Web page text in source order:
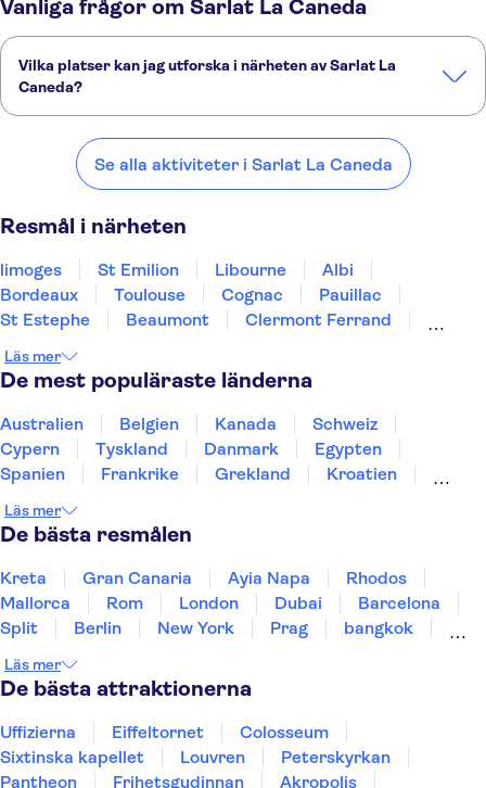
Vanliga frågor om Sarlat La Caneda
Vilka platser kan jag utforska i närheten av Sarlat La
Caneda?
La Caneda:
St Emilion
Se alla aktiviteter i Sarlat La Caneda
Resmål i närheten
limoges St Emilion Libourne
Albi
Bordeaux
Toulouse Cognac
Pauillac
St Estephe
Beaumont
Clermont Ferrand
Läs mer
De mest populäraste länderna
Australien Belgien Kanada
Schweiz
Cypern
Tyskland Danmark
Egypten
Spanien
Frankrike Grekland
Kroatien
Sverige
Thailand
Läs mer
De bästa resmålen
Kreta Gran Canaria Ayia Napa
Rhodos
Mallorca
Rom London Dubai
Barcelona
Split
Berlin New York Prag
bangkok
Uppsala
Helsingborg
Läs mer
De bästa attraktionerna
Uffizierna Eiffeltornet
Colosseum
Sixtinska kapellet
Louvren
Peterskyrkan
Pantheon
Frihetsgudinnan
Akropolis